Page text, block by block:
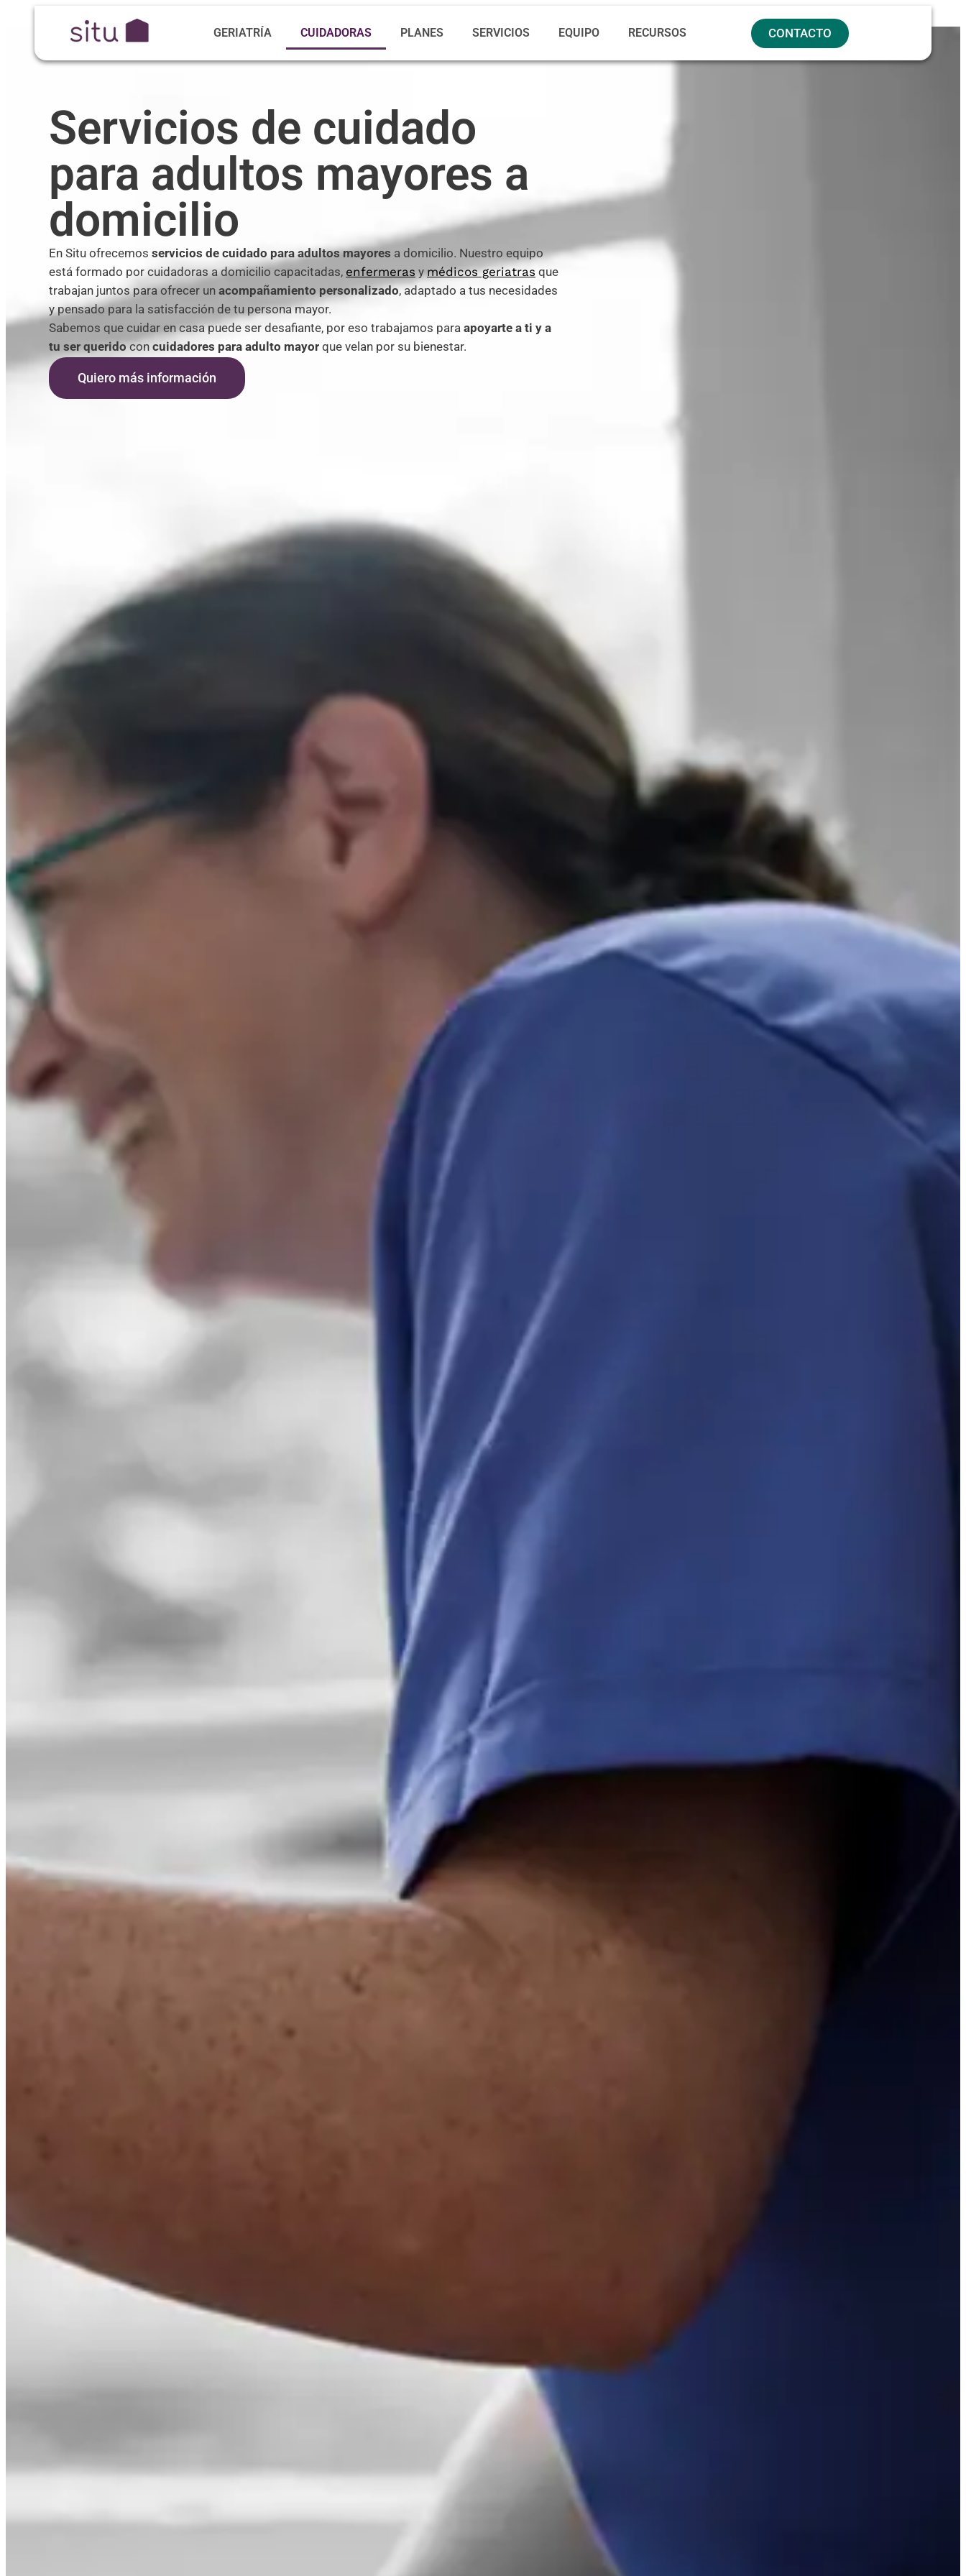
GERIATRÍA CUIDADORAS PLANES SERVICIOS EQUIPO RECURSOS CONTACTO
Servicios de cuidado
para adultos mayores a
domicilio
En Situ ofrecemos servicios de cuidado para adultos mayores a domicilio. Nuestro equipo
está formado por cuidadorasa domicilio capacitadas, enfermeras y médicos geriatras que
trabajan juntos para ofrecer un acompañamiento personalizado, adaptado a tus necesidades
y pensado para la satisfacción de tu persona mayor.
Sabemos que cuidar en casa puede ser desafiante, por eso trabajamos para apoyarte a ti y a
tu ser queridocon cuidadores para adulto mayor que velan por su bienestar.
Quiero más información